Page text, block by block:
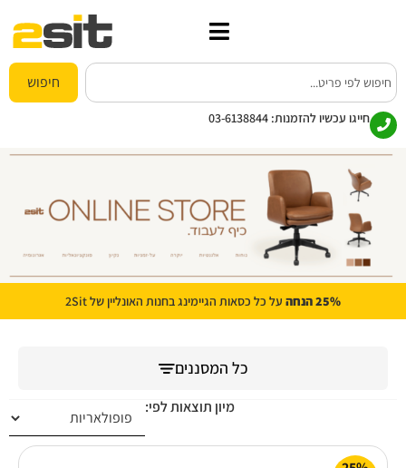
חיפוש
חייגו עכשיו להזמנות: 03-6138844
25% הנחה על כל כסאות הגיימינג בחנות האונליין של 2Sit
כל המסננים
מיון תוצאות לפי: